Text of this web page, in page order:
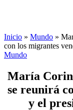
Inicio » Mundo »
con los migrantes
Mundo
María
se reunirá
y el